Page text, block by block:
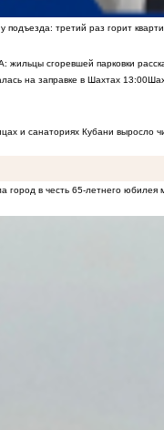
третий раз горит
сгоревшей парковки
на заправке в Шахтах 13:00
и санаториях Кубани выросло
город в честь 65-летнего юбилея